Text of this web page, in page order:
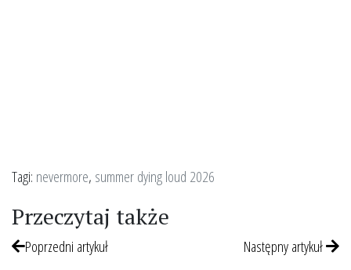
Tagi: nevermore, summer dying loud 2026
Przeczytaj także
Poprzedni artykuł Następny artykuł